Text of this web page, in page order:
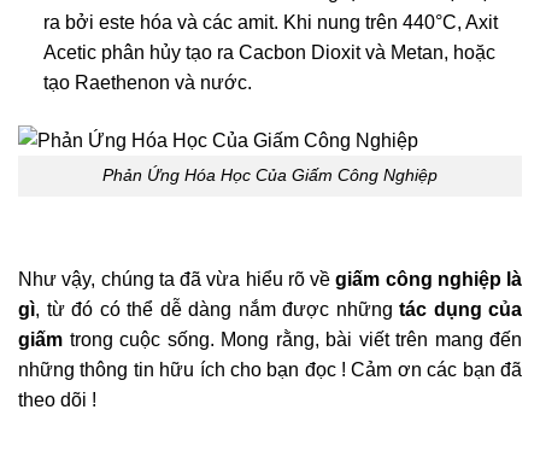
ra bởi este hóa và các amit. Khi nung trên 440°C, Axit
Acetic phân hủy tạo ra Cacbon Dioxit và Metan, hoặc
tạo Raethenon và nước.
Phản Ứng Hóa Học Của Giấm Công Nghiệp
Như vậy, chúng ta đã vừa hiểu rõ vềgiấm công nghiệp là
gì, từ đó có thể dễ dàng nắm được những tác dụng của
giấm trong cuộc sống. Mong rằng, bài viết trên mang đến
những thông tin hữu ích cho bạn đọc ! Cảm ơn các bạn đã
theo dõi !